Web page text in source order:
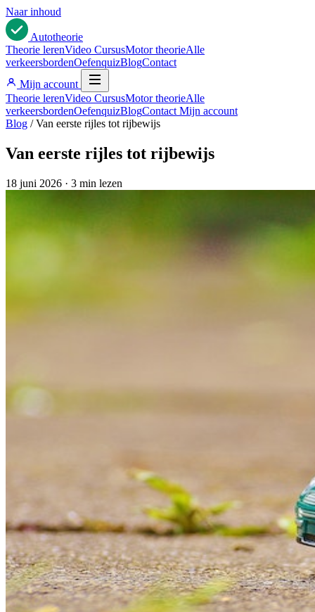
Naar inhoud
Autotheorie
Theorie lerenVideo CursusMotor theorieAlle
verkeersbordenOefenquizBlogContact
Mijn account
Theorie lerenVideo CursusMotor theorieAlle
verkeersbordenOefenquizBlogContact Mijn account
Blog / Van eerste rijles tot rijbewijs
Van eerste rijles tot rijbewijs
18 juni 2026 · 3 min lezen